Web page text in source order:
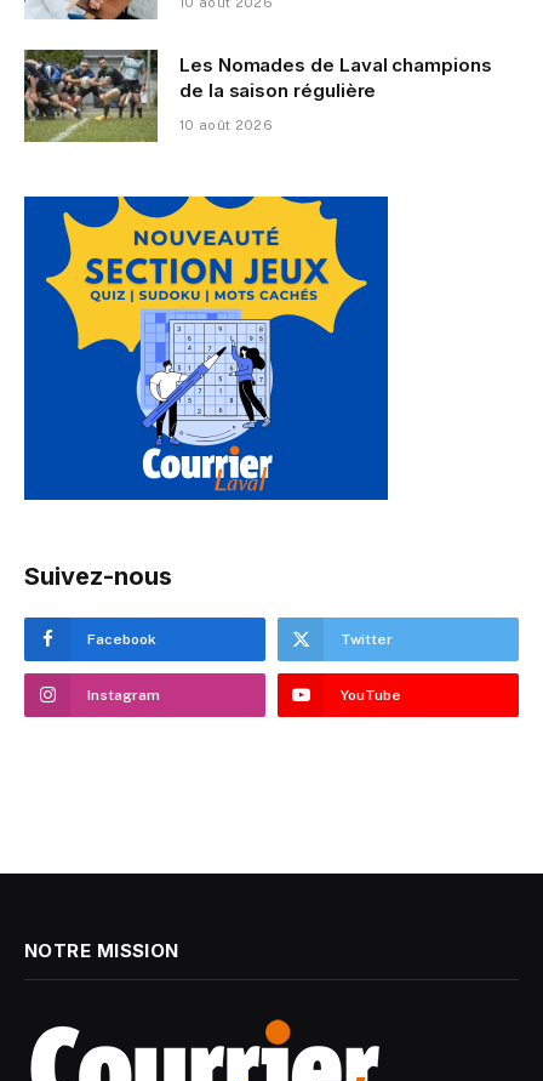
Les Nomades de Laval champions
de la saison régulière
10 août 2026
Suivez-nous
Facebook Twitter
Instagram YouTube
NOTRE MISSION